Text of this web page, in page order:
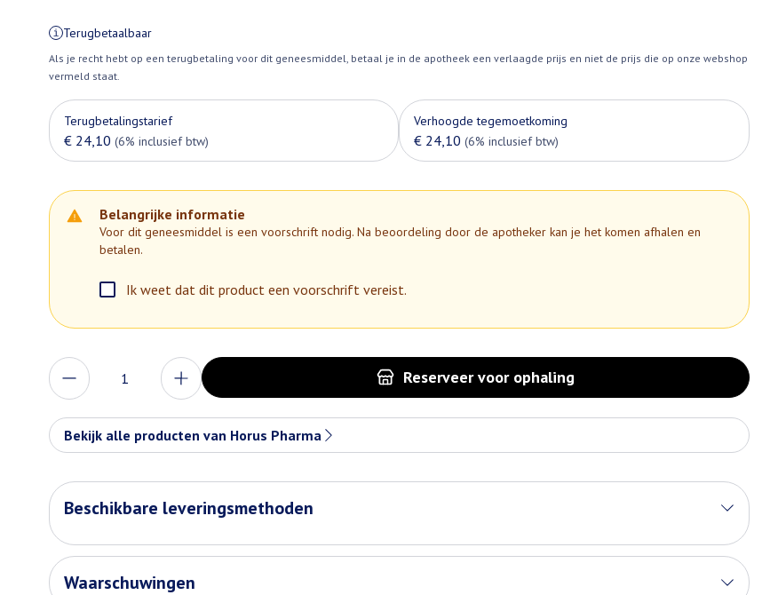
Terugbetaalbaar
Als je recht hebt op een terugbetaling voor dit geneesmiddel, betaal je in de apotheek een verlaagde prijs en niet de prijs die op onze webshop
vermeld staat.
Terugbetalingstarief
€ 24,10 (6% inclusief btw)
Verhoogde tegemoetkoming
€ 24,10 (6% inclusief btw)
Belangrijke informatie
Voor dit geneesmiddel is een voorschrift nodig. Na beoordeling door de apotheker kan je het komen afhalen en
betalen.
Ik weet dat dit product een voorschrift vereist.
Aantal
Reserveervoor ophaling
Bekijk alle producten van Horus Pharma
Beschikbare leveringsmethoden
Waarschuwingen